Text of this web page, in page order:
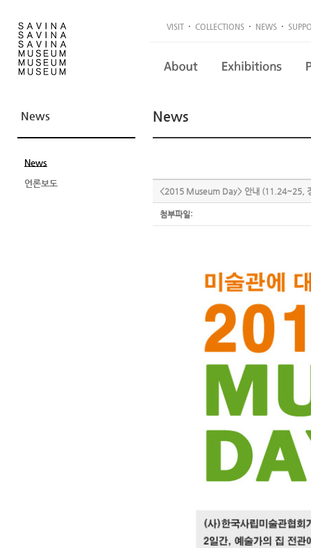
VISIT · COLLECTIONS · NEWS ·
News
News
언론보도
News
<2015 Museum Day> 안내 (11.24~25,
첨부파일: